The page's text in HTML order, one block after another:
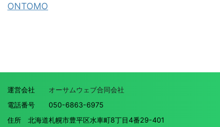
ONTOMO
運営会社 オーサムウェブ合同会社
電話番号 050-6863-6975
住所 北海道札幌市豊平区水車町8丁目4番29-401